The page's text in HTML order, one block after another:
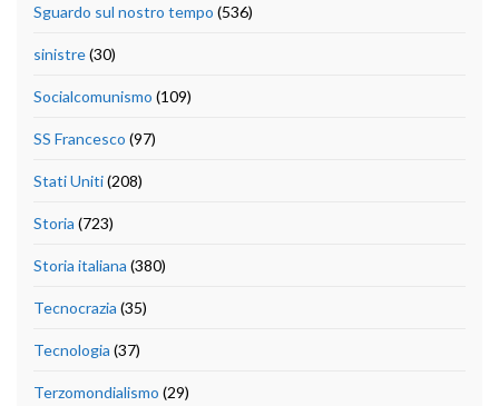
Sguardo sul nostro tempo (536)
sinistre(30)
Socialcomunismo (109)
SS Francesco (97)
Stati Uniti(208)
Storia (723)
Storia italiana (380)
Tecnocrazia (35)
Tecnologia (37)
Terzomondialismo (29)